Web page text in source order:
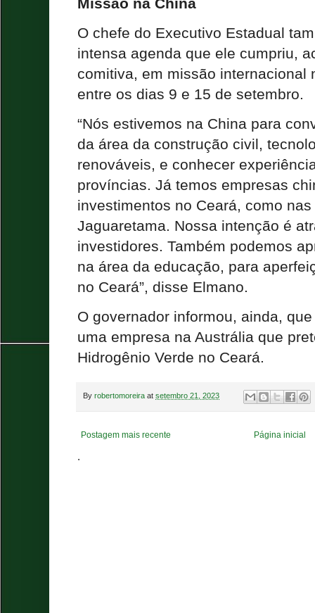
Missão na China
O chefe do Executivo Estadual
intensa agenda que ele cumpriu,
comitiva, em missão internacional
entre os dias 9 e 15 de setembro.
“Nós estivemos na China para
da área da construção civil,
renováveis, e conhecer
províncias. Já temos empresas
investimentos no Ceará, como
Jaguaretama. Nossa intenção é
investidores. Também podemos
na área da educação, para
no Ceará”, disse Elmano.
O governador informou, ainda,
uma empresa na Austrália que
Hidrogênio Verde no Ceará.
By robertomoreira at setembro 21, 2023
Postagem mais recente Página inicial
.